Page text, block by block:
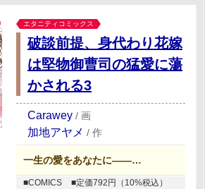
エタニティコミックス
破談前提、身代わり花嫁
は堅物御曹司の猛愛に蕩
かされる3
Carawey / 画
加地アヤメ / 作
一生の愛をあなたに――…
■COMICS
■定価792円（10%税込）